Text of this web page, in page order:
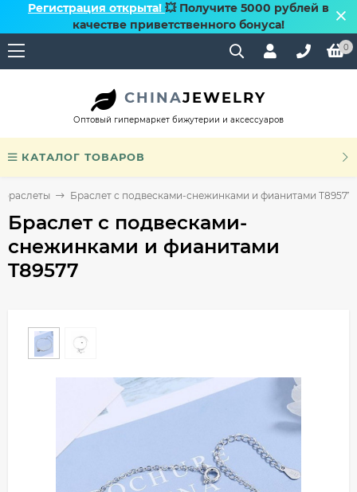
Регистрация открыта! 💥 Получите 5000 рублей в
качестве приветственного бонуса!
0
CHINAJEWELRY
Оптовый гипермаркет бижутерии и аксессуаров
КАТАЛОГ ТОВАРОВ
Браслет с подвесками-снежинками и фианитами T89577
Браслет с подвесками-
снежинками и фианитами
T89577